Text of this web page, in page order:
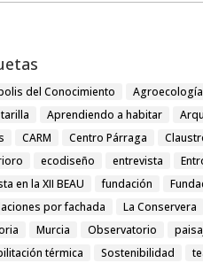
del Conocimiento Agroecología
Aprendiendo a habitar
CARM Centro Párraga
ecodiseño entrevista
en la XII BEAU
fundación
por fachada
La Conservera
Murcia Observatorio
térmica
Sostenibilidad